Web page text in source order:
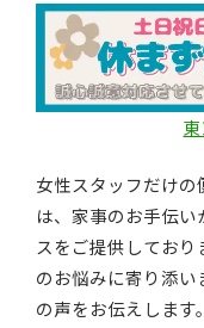
女性スタッフだけ
は、家事のお手伝
スをご提供してお
のお悩みに寄り添
の声をお伝えします。